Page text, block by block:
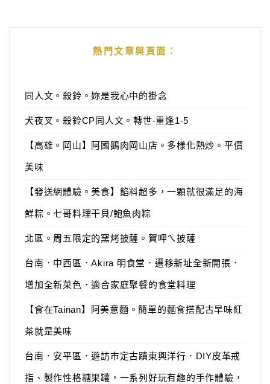
熱門文章與頁面︰
同人文。殺鈴。妳是我心中的掛念
犬夜叉。殺鈴CP同人文。轉世-重逢1-5
【高雄。岡山】阿國鵝肉岡山店。多樣化熱炒。平價
美味
【發送網體驗。美食】餡料超多，一顆就很滿足的海
鮮粽。七哥料理干貝/鮑魚肉粽
北區。周五限定的窯烤披薩。賀呷ㄟ披薩
台南．中西區．Akira 明食堂．遷移新址全新開張．
增加全新菜色．適合家庭聚餐的食堂料理
【食在Tainan】阿美意麵。簡單的麵食搭配古早味紅
茶就是美味
台南．安平區．遊訪市定古蹟東興洋行．DIY皮革戒
指、製作性格糖果罐，一系列好玩有趣的手作體驗，